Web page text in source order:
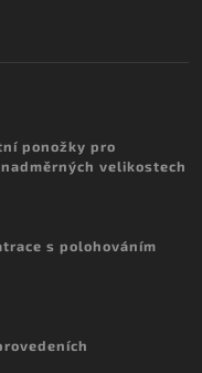
ponožky pro
velikostech
s polohováním